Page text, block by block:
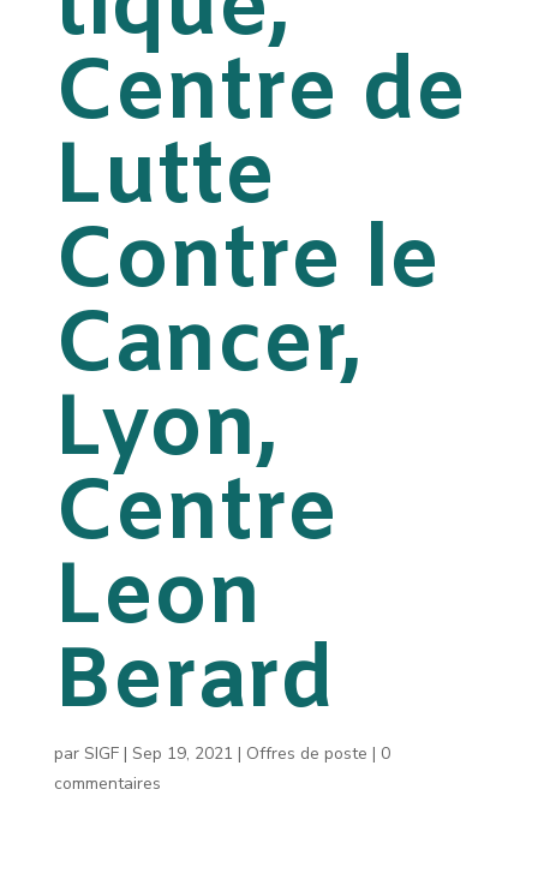
Centre de
Lutte
Contre le
Cancer,
Lyon,
Centre
Leon
Berard
par SIGF| Sep 19, 2021 | Offres de poste | 0
commentaires